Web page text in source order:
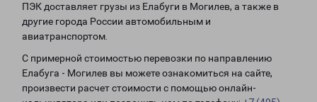
ПЭК доставляет грузы из Елабуги в Могилев, а также в
другие города России автомобильным и
авиатранспортом.
С примерной стоимостью перевозки по направлению
Елабуга - Могилев вы можете ознакомиться на сайте,
произвести расчет стоимости с помощью онлайн-